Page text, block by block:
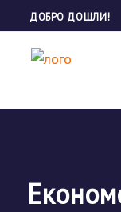
ДОБРО ДОШЛИ!